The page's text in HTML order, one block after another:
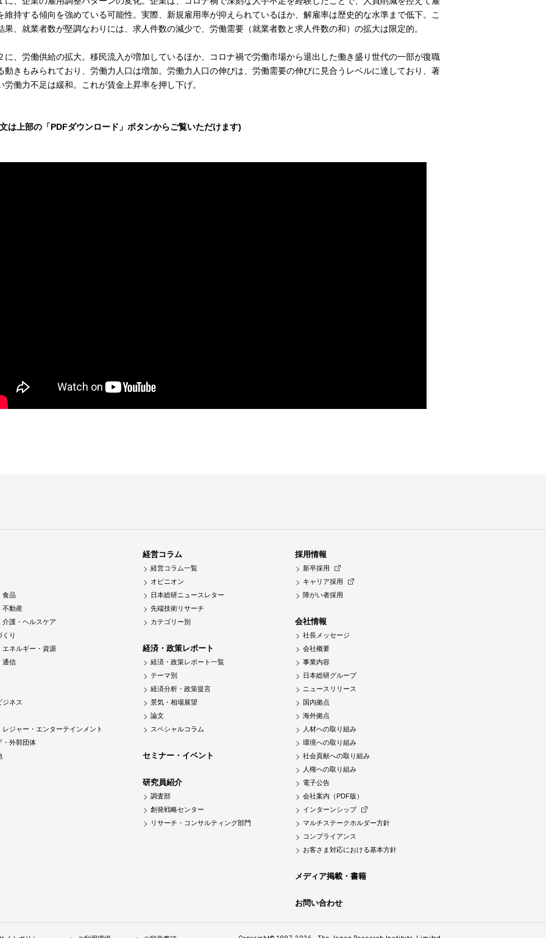
維持する傾向を強めている可能性。実際、新規雇用率が抑えられているほか、解雇率は歴史的な水準まで低下。こ
果、就業者数が堅調なわりには、求人件数の減少で、労働需要（就業者数と求人件数の和）の拡大は限定的。
に、労働供給の拡大。移民流入が増加しているほか、コロナ禍で労働市場から退出した働き盛り世代の一部が復職
動きもみられており、労働力人口は増加。労働力人口の伸びは、労働需要の伸びに見合うレベルに達しており、著
労働力不足は緩和。これが賃金上昇率を押し下げ。
は上部の「PDFダウンロード」ボタンからご覧いただけます)
食品
不動産
介護・ヘルスケア
くり
エネルギー・資源
通信
ジネス
レジャー・エンターテインメント
・外郭団体
経営コラム
経営コラム一覧
オピニオン
日本総研ニュースレター
先端技術リサーチ
カテゴリー別
経済・政策レポート
経済・政策レポート一覧
テーマ別
経済分析・政策提言
景気・相場展望
論文
スペシャルコラム
セミナー・イベント
研究員紹介
調査部
創発戦略センター
リサーチ・コンサルティング部門
採用情報
新卒採用
キャリア採用
障がい者採用
会社情報
社長メッセージ
会社概要
事業内容
日本総研グループ
ニュースリリース
国内拠点
海外拠点
人材への取り組み
環境への取り組み
社会貢献への取り組み
人権への取り組み
電子公告
会社案内（PDF版）
インターンシップ
マルチステークホルダー方針
コンプライアンス
お客さま対応における基本方針
メディア掲載・書籍
お問い合わせ